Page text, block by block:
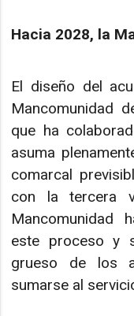
Hacia 2028, la
El diseño del
Mancomunidad
que ha
asuma
comarcal
con la tercera
Mancomunidad
este proceso y
grueso de los
sumarse al